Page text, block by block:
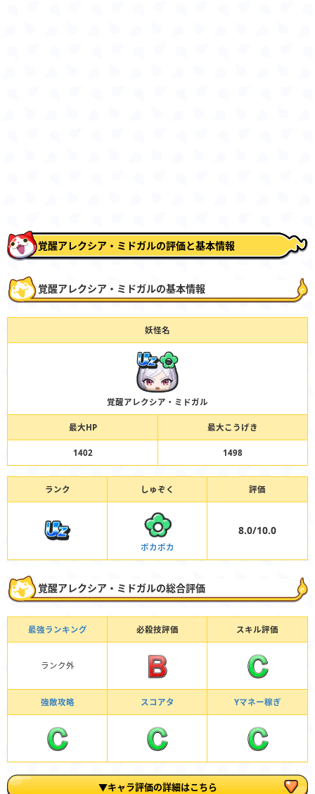
覚醒アレクシア・ミドガルの評価と基本情報
覚醒アレクシア・ミドガルの基本情報
妖怪名
覚醒アレクシア・ミドガル
最大HP 最大こうげき
1402 1498
ランク しゅぞく 評価
ポカポカ
8.0/10.0
覚醒アレクシア・ミドガルの総合評価
最強ランキング 必殺技評価 スキル評価
ランク外
強敵攻略 スコアタ Yマネー稼ぎ
▼キャラ評価の詳細はこちら